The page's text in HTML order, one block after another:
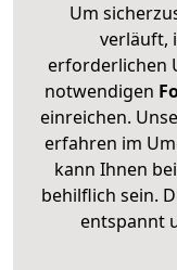
Um
verläuft,
erforderlichen
notwendigen
einreichen.
erfahren im
kann Ihnen
behilflich sein.
entspannt